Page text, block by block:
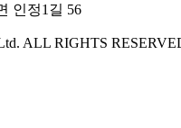
인정1길 56
ALL RIGHTS